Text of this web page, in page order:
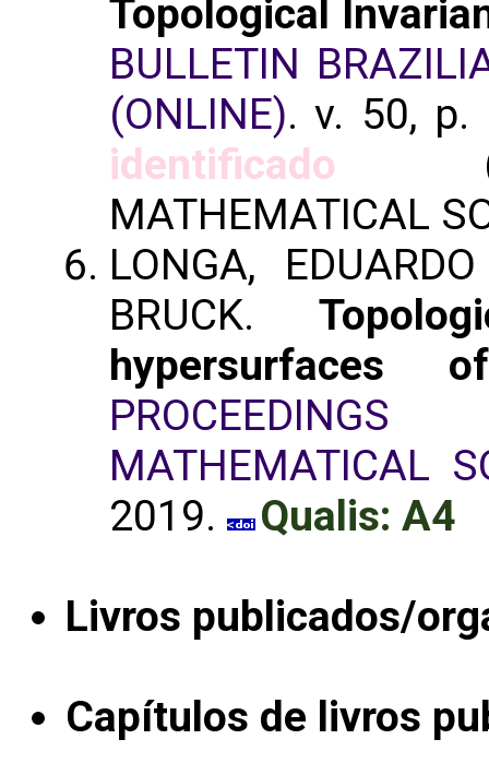
Topological
BULLETIN
(ONLINE). v. 50,
identificado
MATHEMATICAL
LONGA,
BRUCK.
hypersurfaces
MATHEMATICAL
2019.
Qualis: A4
Livros publicados/
Capítulos de livros